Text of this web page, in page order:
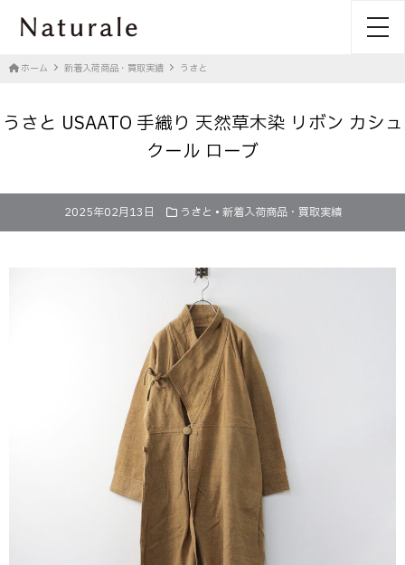
ホーム 新着入荷商品・買取実績 うさと
うさと USAATO 手織り 天然草木染 リボン カシュ
クール ローブ
2025年02月13日 うさと • 新着入荷商品・買取実績